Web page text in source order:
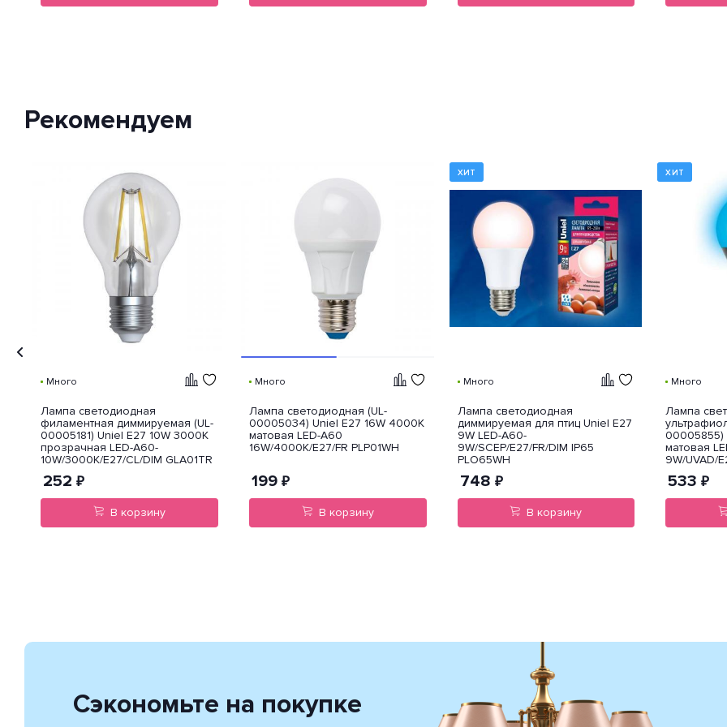
Рекомендуем
Много
Лампа светодиодная
филаментная диммируемая (UL-
00005181) Uniel E27 10W 3000K
прозрачная LED-A60-
10W/3000K/E27/CL/DIM GLA01TR
252 ₽
В корзину
Много
Лампа светодиодная (UL-
00005034) Uniel E27 16W 4000K
матовая LED-A60
16W/4000K/E27/FR PLP01WH
199₽
В корзину
ХИТ
Много
Лампа светодиодная
диммируемая для птиц Uniel E27
9W LED-A60-
9W/SCEP/E27/FR/DIM IP65
PLO65WH
748 ₽
В корзину
ХИТ
Много
Лампа
00005855)
матовая
9W/UVAD/
533 ₽
Сэкономьте на покупке